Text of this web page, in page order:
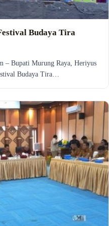
Budaya Tira
– Bupati Murung Raya, Heriyus
Budaya Tira…